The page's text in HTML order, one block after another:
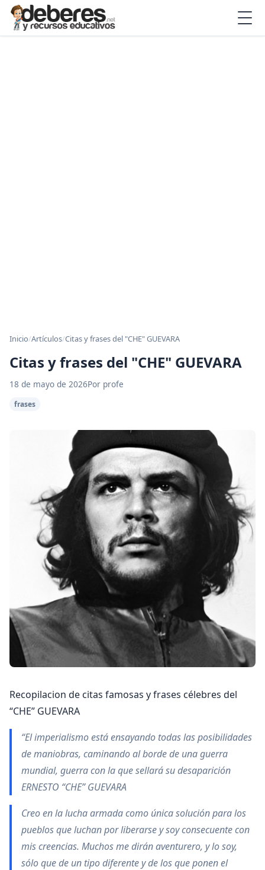
Inicio/Artículos/Citas y frases del "CHE" GUEVARA
Citas y frases del "CHE" GUEVARA
18 de mayo de 2026Por profe
frases
Recopilacion de citas famosas y frases célebres del
“CHE” GUEVARA
“El imperialismo está ensayando todas las posibilidades
de maniobras, caminando al borde de una guerra
mundial, guerra con la que sellará su desaparición
ERNESTO “CHE” GUEVARA
Creo en la lucha armada como única solución para los
pueblos que luchan por liberarse y soy consecuente con
mis creencias. Muchos me dirán aventurero, y lo soy,
sólo que de un tipo diferente y de los que ponen el